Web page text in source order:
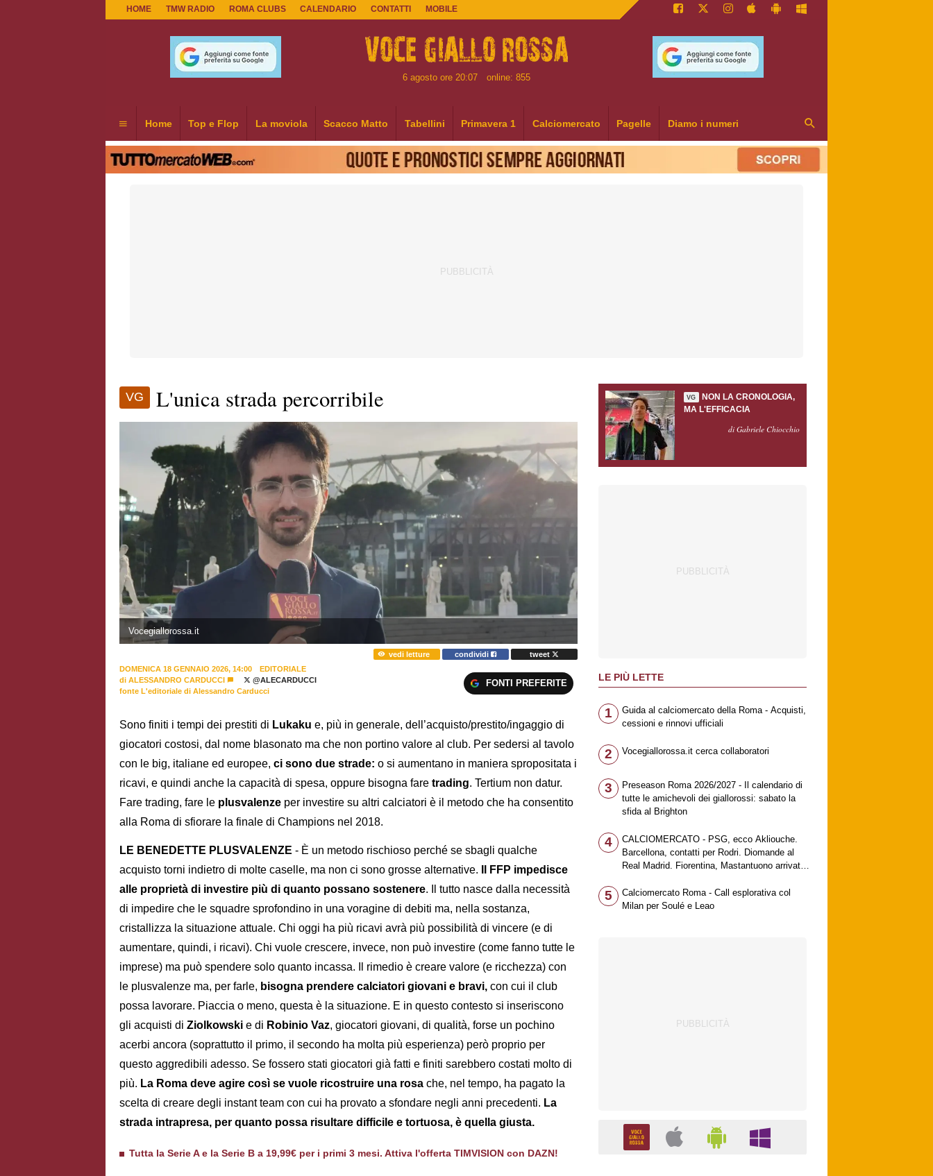
HOME TMW RADIO ROMA CLUBS CALENDARIO CONTATTI MOBILE
6 agosto ore 20:07 online: 855
Home Top e Flop La moviola Scacco Matto Tabellini Primavera 1 Calciomercato Pagelle Diamo i numeri
VG L'unica strada percorribile
Vocegiallorossa.it
vedi letture condividi
tweet
DOMENICA 18 GENNAIO 2026, 14:00
EDITORIALE
di ALESSANDRO CARDUCCI
@ALECARDUCCI
fonte L'editoriale di Alessandro Carducci
FONTI PREFERITE
Sono finiti i tempi dei prestiti di Lukaku e, più in generale, dell’acquisto/prestito/ingaggio di
giocatori costosi, dal nome blasonato ma che non portino valore al club. Per sedersi al tavolo
con le big, italiane ed europee, ci sono due strade: o si aumentano in maniera spropositata i
ricavi, e quindi anche la capacità di spesa, oppure bisogna fare trading. Tertium non datur.
Fare trading, fare le plusvalenze per investire su altri calciatori è il metodo che ha consentito
alla Roma di sfiorare la finale di Champions nel 2018.
LE BENEDETTE PLUSVALENZE - È un metodo rischioso perché se sbagli qualche
acquisto torni indietro di molte caselle, ma non ci sono grosse alternative.
Il FFP impedisce
alle proprietà di investire più di quanto possano sostenere. Il tutto nasce dalla necessità
di impedire che le squadre sprofondino in una voragine di debiti ma, nella sostanza,
cristallizza la situazione attuale. Chi oggi ha più ricavi avrà più possibilità di vincere (e di
aumentare, quindi, i ricavi). Chi vuole crescere, invece, non può investire (come fanno tutte le
imprese) ma può spendere solo quanto incassa. Il rimedio è creare valore (e ricchezza) con
le plusvalenze ma, per farle, bisogna prendere calciatori giovani e bravi, con cui il club
possa lavorare. Piaccia o meno, questa è la situazione. E in questo contesto si inseriscono
gli acquisti di Ziolkowski e di Robinio Vaz, giocatori giovani, di qualità, forse un pochino
acerbi ancora (soprattutto il primo, il secondo ha molta più esperienza) però proprio per
questo aggredibili adesso. Se fossero stati giocatori già fatti e finiti sarebbero costati molto di
più. La Roma deve agire così se vuole ricostruire una rosa che, nel tempo, ha pagato la
scelta di creare degli instant team con cui ha provato a sfondare negli anni precedenti. La
strada intrapresa, per quanto possa risultare difficile e tortuosa, è quella giusta.
Tutta la Serie A e la Serie B a 19,99€ per i primi 3 mesi. Attiva l'offerta TIMVISION con DAZN!
VG
NON LA CRONOLOGIA,
MA L'EFFICACIA
di Gabriele Chiocchio
LE PIÙ LETTE
1
Guida al calciomercato della Roma - Acquisti,
cessioni e rinnovi ufficiali
2 Vocegiallorossa.it cerca collaboratori
3
Preseason Roma 2026/2027 - Il calendario di
tutte le amichevoli dei giallorossi: sabato la
sfida al Brighton
4
CALCIOMERCATO - PSG, ecco Akliouche.
Barcellona, contatti per Rodri. Diomande al
Real Madrid. Fiorentina, Mastantuono arrivato
5
Calciomercato Roma - Call esplorativa col
Milan per Soulé e Leao